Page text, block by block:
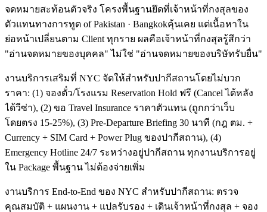
จดหมายสะท้อนตัวจริง โครงพื้นฐานยึดที่เจ้าหน้าที่กงสุลของ
ตัวแทนทางการทูต of Pakistan · Bangkokคุ้นเคย แต่เนื้อหาใน
ย่อหน้าเปลี่ยนตาม Client ทุกราย ผลคือเจ้าหน้าที่กงสุลรู้สึกว่า
"อ่านจดหมายของบุคคล" ไม่ใช่ "อ่านจดหมายของบริษัทรับยื่น"
งานบริการเสริมที่ NYC จัดให้สำหรับปากีสถานโดยไม่บวก
ราคา: (1) จองตั๋ว/โรงแรม Reservation Hold ฟรี (Cancel ได้หลัง
ได้วีซ่า), (2) ขอ Travel Insurance ราคาตัวแทน (ถูกกว่าเว็บ
โดยตรง 15-25%), (3) Pre-Departure Briefing 30 นาที (กฎ ตม. +
Currency + SIM Card + Power Plug ของปากีสถาน), (4)
Emergency Hotline 24/7 ระหว่างอยู่ปากีสถาน ทุกงานบริการอยู่
ใน Package พื้นฐาน ไม่ต้องจ่ายเพิ่ม
งานบริการ End-to-End ของ NYC สำหรับปากีสถาน: ตรวจ
คุณสมบัติ + แผนงาน + แปลรับรอง + เดินเจ้าหน้าที่กงสุล + จอง